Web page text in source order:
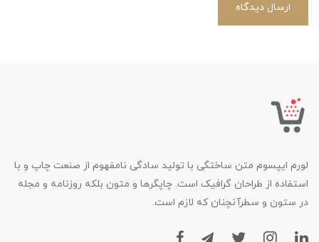
ارسال دیدگاه
لورم ایپسوم متن ساختگی با تولید سادگی نامفهوم از صنعت چاپ و با
استفاده از طراحان گرافیک است. چاپگرها و متون بلکه روزنامه و مجله
در ستون و سطرآنچنان که لازم است.